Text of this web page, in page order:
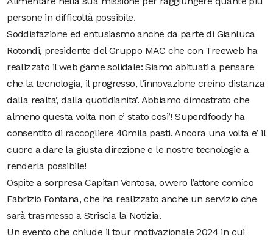
persone in difficoltà possibile.
Soddisfazione ed entusiasmo anche da parte di Gianluca
Rotondi, presidente del Gruppo MAC che con Treeweb ha
realizzato il web game solidale: Siamo abituati a pensare
che la tecnologia, il progresso, l’innovazione creino distanza
dalla realta’, dalla quotidianita’. Abbiamo dimostrato che
almeno questa volta non e’ stato cosi’! Superdfoody ha
consentito di raccogliere 40mila pasti. Ancora una volta e’ il
cuore a dare la giusta direzione e le nostre tecnologie a
renderla possibile!
Ospite a sorpresa Capitan Ventosa, ovvero l’attore comico
Fabrizio Fontana, che ha realizzato anche un servizio che
sarà trasmesso a Striscia la Notizia.
Un evento che chiude il tour motivazionale 2024 in cui